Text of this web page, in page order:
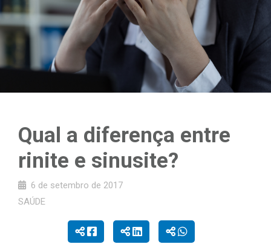
Qual a diferença entre
rinite e sinusite?
6 de setembro de 2017
SAÚDE